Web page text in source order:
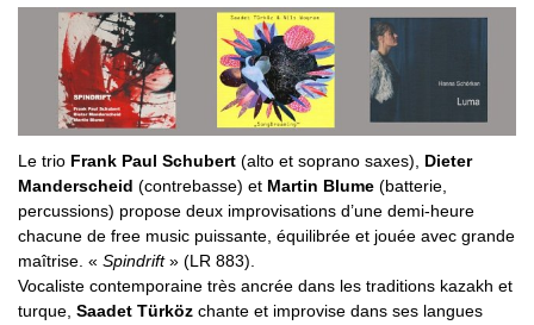
Le trio Frank Paul Schubert (alto et soprano saxes), Dieter
Manderscheid (contrebasse) et Martin Blume (batterie,
percussions) propose deux improvisations d’une demi-heure
chacune de free music puissante, équilibrée et jouée avec grande
maîtrise. « Spindrift» (LR 883).
Vocaliste contemporaine très ancrée dans les traditions kazakh et
turque, Saadet Türköz chante et improvise dans ses langues